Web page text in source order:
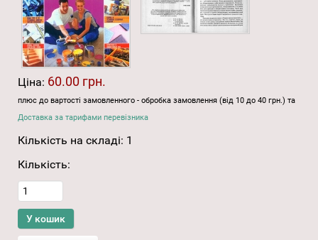
Ціна: 60.00 грн.
плюс до вартості замовленного - обробка замовлення (від 10 до 40 грн.) та
Доставка за тарифами перевізника
Кількість на складі: 1
Кількість: